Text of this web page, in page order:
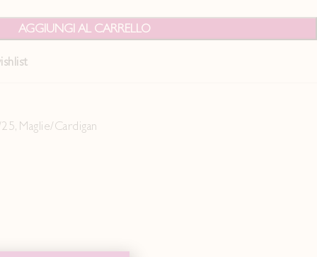
AGGIUNGI AL CARRELLO
, Maglie/Cardigan